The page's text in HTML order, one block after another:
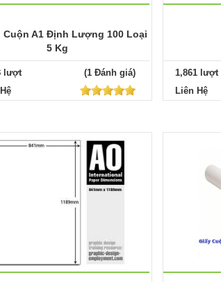
Cuộn A1 Định Lượng 100 Loại
5 Kg
lượt
(1 Đánh giá)
1,861 lượt
Liên Hệ